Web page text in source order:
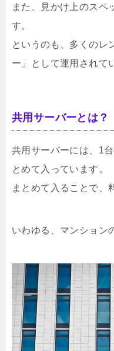
また、見かけ上のスペ
す。
というのも、多くのレ
ー」として運用されて
共用サーバーとは？
共用サーバーには、1
とめて入っています。
まとめて入ることで、
いわゆる、マンション